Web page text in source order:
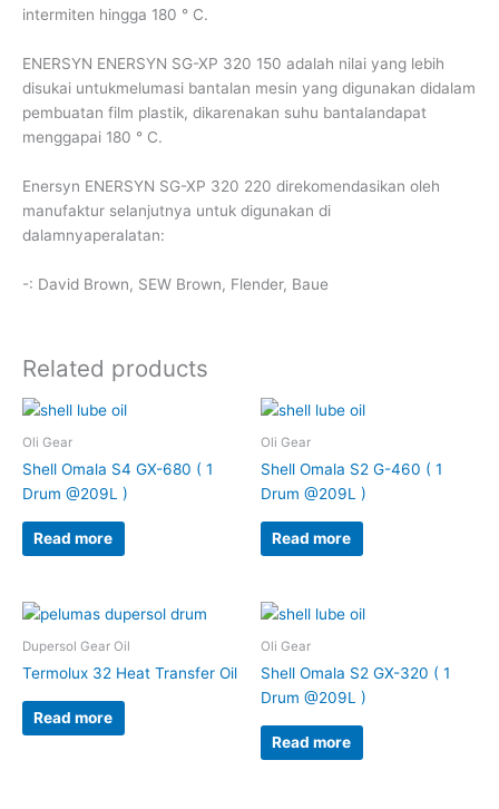
intermiten hingga 180 ° C.
ENERSYN ENERSYN SG-XP 320 150 adalah nilai yang lebih
disukai untukmelumasi bantalan mesin yang digunakan didalam
pembuatan film plastik, dikarenakan suhu bantalandapat
menggapai 180 ° C.
Enersyn ENERSYN SG-XP 320 220 direkomendasikan oleh
manufaktur selanjutnya untuk digunakan di
dalamnyaperalatan:
-: David Brown, SEW Brown, Flender, Baue
Related products
Oli Gear
Shell Omala S4 GX-680 ( 1
Drum @209L )
Read more
Oli Gear
Shell Omala S2 G-460 ( 1
Drum @209L )
Read more
Dupersol Gear Oil
Termolux 32 Heat Transfer Oil
Read more
Oli Gear
Shell Omala S2 GX-320 ( 1
Drum @209L )
Read more